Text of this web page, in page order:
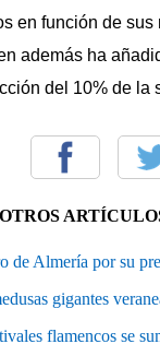
en función de
además ha
del 10% de la
OTROS
de Almería por su
gigantes
flamencos se